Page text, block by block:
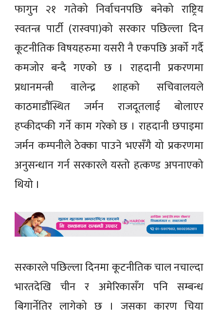
फागुन २१ गतेको निर्वाचनपछि बनेको राष्ट्रिय
स्वतन्त्र पार्टी (रास्वपा)को सरकार पछिल्ला दिन
कूटनीतिक विषयहरुमा यसरी नै एकपछि अर्को गर्दै
कमजोर बन्दै गएको छ । राहदानी प्रकरणमा
प्रधानमन्त्री वालेन्द्र शाहको सचिवालयले
काठमाडौंस्थित जर्मन राजदूतलाई बोलाएर
हप्कीदप्की गर्ने काम गरेको छ । राहदानी छपाइमा
जर्मन कम्पनीले ठेक्का पाउने भएसँगै यो प्रकरणमा
अनुसन्धान गर्न सरकारले यस्तो हत्कण्ड अपनाएको
थियो ।
सरकारले पछिल्ला दिनमा कूटनीतिक चाल नचाल्दा
भारतदेखि चीन र अमेरिकासँग पनि सम्बन्ध
बिगार्नेतिर लागेको छ । जसका कारण चिया